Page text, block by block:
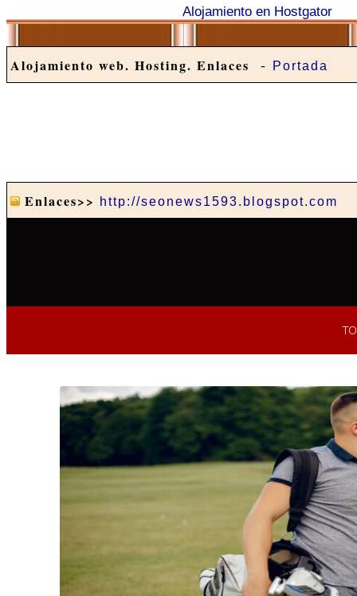
Alojamiento en Hostgator
Alojamiento web. Hosting. Enlaces - Portada
Enlaces>> http://seonews1593.blogspot.com